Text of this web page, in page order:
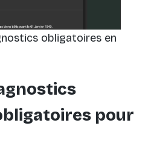
obligatoires en
pour